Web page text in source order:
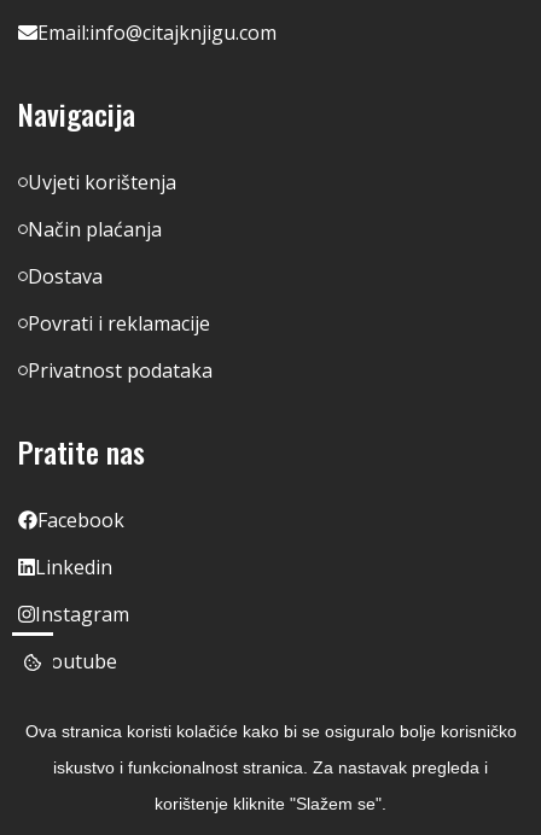
Email:info@citajknjigu.com
Navigacija
Uvjeti korištenja
Način plaćanja
Dostava
Povrati i reklamacije
Privatnost podataka
Pratite nas
Facebook
Linkedin
Instagram
Youtube
Ova stranica koristi kolačiće kako bi se osiguralo bolje korisničko
iskustvo i funkcionalnost stranica. Za nastavak pregleda i
korištenje kliknite "Slažem se".